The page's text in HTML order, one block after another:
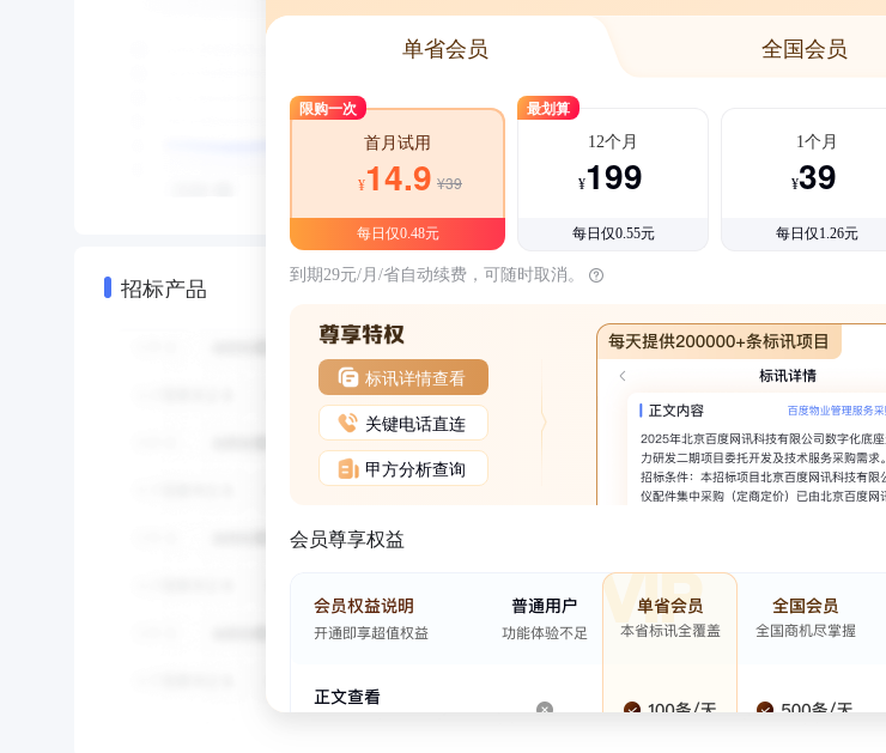
招标产品
单省会员 全国会员
限购一次
首月试用
¥14.9 ¥39
每日仅0.48元
最划算
12个月
¥199
每日仅0.55元
1个月
¥39
每日仅1.26元
到期29元/月/省自动续费，可随时取消。
标讯详情查看
关键电话直连
甲方分析查询
会员尊享权益